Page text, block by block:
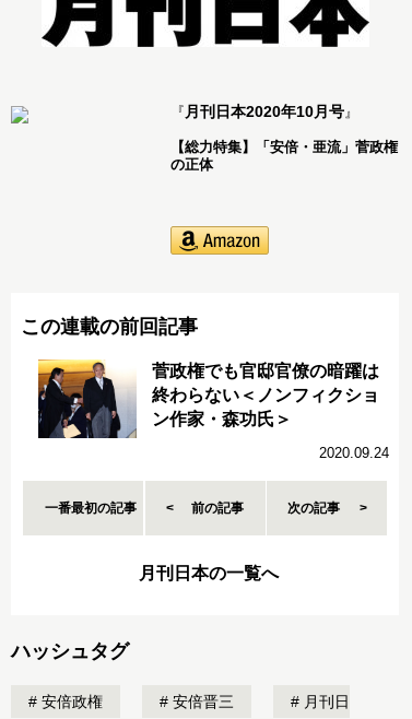
『 月刊日本2020年10月号 』
【総力特集】「安倍・亜流」菅政権
の正体
この連載の前回記事
菅政権でも官邸官僚の暗躍は
終わらない＜ノンフィクショ
ン作家・森功氏＞
2020.09.24
一番最初の記事 前の記事 次の記事
月刊日本の一覧へ
ハッシュタグ
安倍政権 安倍晋三 月刊日